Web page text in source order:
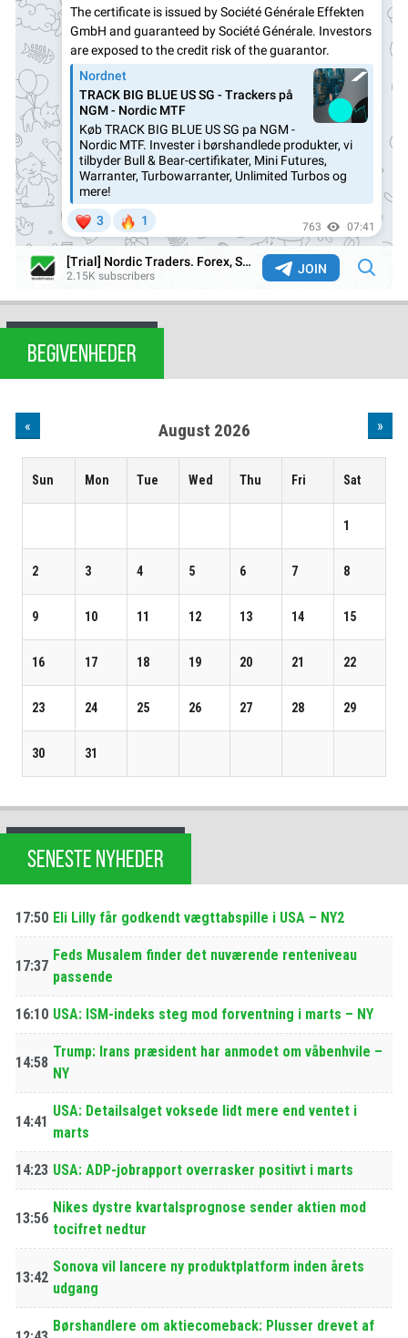
BEGIVENHEDER
« August 2026 »
Sun Mon Tue Wed Thu Fri Sat
1
2 3 4 5 6 7 8
9 10 11 12 13 14 15
16 17 18 19 20 21 22
23 24 25 26 27 28 29
30 31
SENESTE NYHEDER
17:50 Eli Lilly får godkendt vægttabspille i USA – NY2
17:37
Feds Musalem finder det nuværende renteniveau
passende
16:10 USA: ISM-indeks steg mod forventning i marts – NY
14:58
Trump: Irans præsident har anmodet om våbenhvile –
NY
14:41
USA: Detailsalget voksede lidt mere end ventet i
marts
14:23 USA: ADP-jobrapport overrasker positivt i marts
13:56
Nikes dystre kvartalsprognose sender aktien mod
tocifret nedtur
13:42
Sonova vil lancere ny produktplatform inden årets
udgang
Børshandlere om aktiecomeback: Plusser drevet af